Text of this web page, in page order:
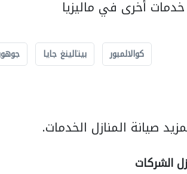
أخرى في ماليزيا
كوالالمبور بيتالينغ جايا
صيانة المنازل الخدمات.
الشركات